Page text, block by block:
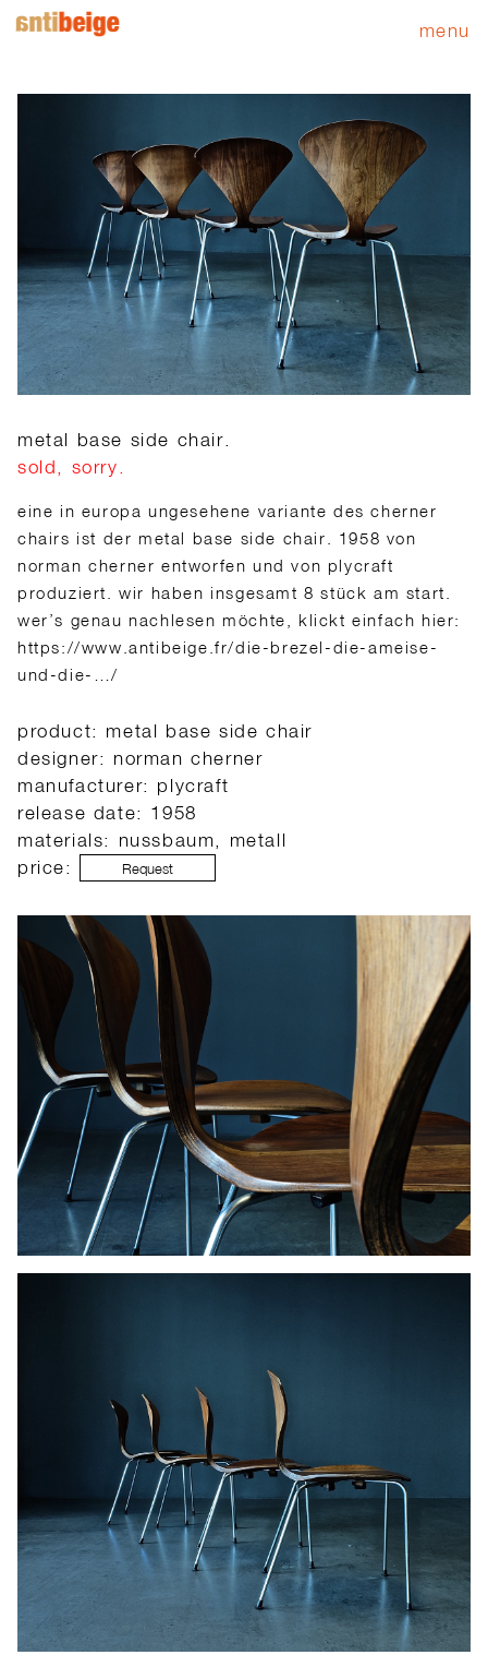
menu
metal base side chair.
sold, sorry.
eine in europa ungesehene variante des cherner
chairs ist der metal base side chair. 1958 von
norman cherner entworfen und von plycraft
produziert. wir haben insgesamt 8 stück am start.
wer’s genau nachlesen möchte, klickt einfach hier:
https://www.antibeige.fr/die-brezel-die-ameise-
und-die-…/
product: metal base side chair
designer: norman cherner
manufacturer: plycraft
release date: 1958
materials: nussbaum, metall
price:
Request